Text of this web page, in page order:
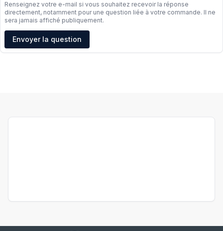
Renseignez votre e-mail si vous souhaitez recevoir la réponse
directement, notamment pour une question liée à votre commande. Il ne
sera jamais affiché publiquement.
Adresse e-mail
Envoyer la question